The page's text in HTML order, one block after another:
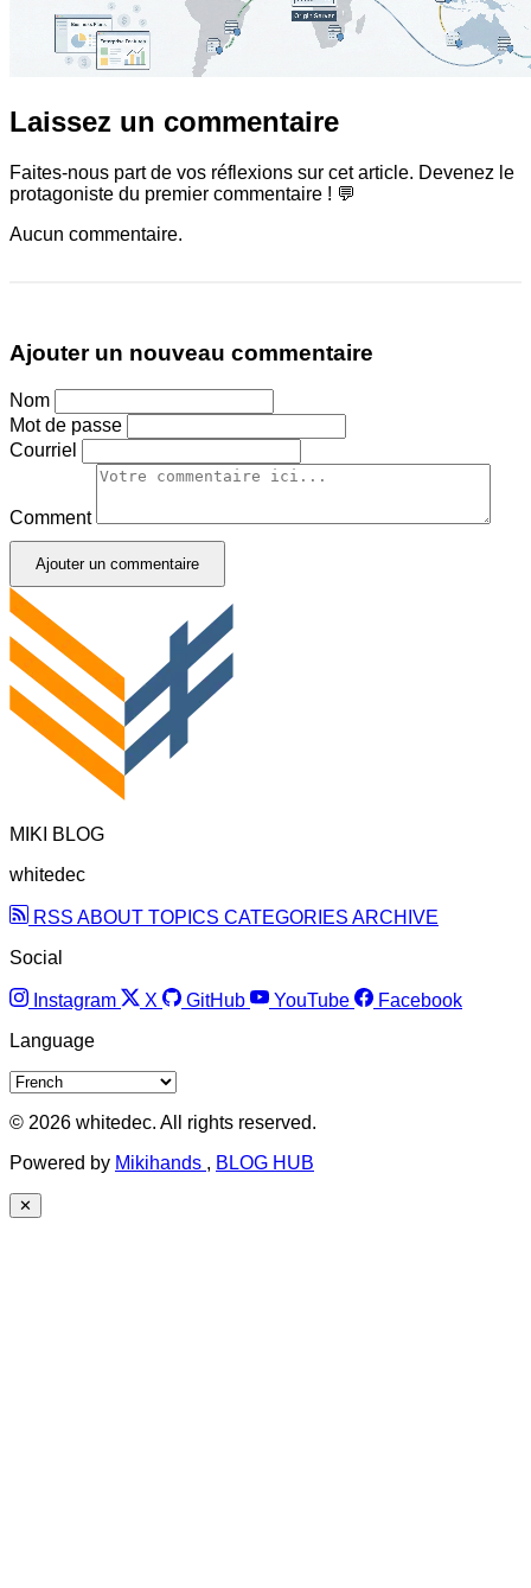
Laissez un commentaire
Faites-nous part de vos réflexions sur cet article. Devenez le
protagoniste du premier commentaire ! 💬
Aucun commentaire.
Ajouter un nouveau commentaire
Nom
Mot de passe
Courriel
Comment
Ajouter un commentaire
MIKI BLOG
whitedec
RSS ABOUT TOPICS CATEGORIES ARCHIVE
Social
Instagram X GitHub YouTube
Facebook
Language
© 2026 whitedec. All rights reserved.
Powered by Mikihands , BLOG HUB
✕